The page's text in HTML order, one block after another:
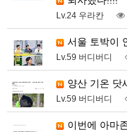
Lv.24 우라칸
서울 토박이
Lv.59 버디버디
양산 기온 닷
Lv.59 버디버디
이번에 아마